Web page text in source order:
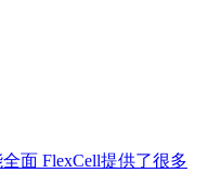
面 FlexCell提供了很多